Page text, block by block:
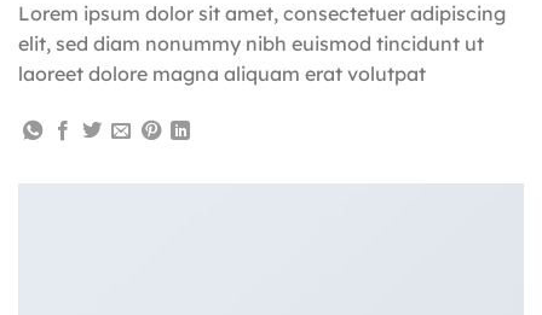
Lorem ipsum dolor sit amet, consectetuer adipiscing
elit, sed diam nonummy nibh euismod tincidunt ut
laoreet dolore magna aliquam erat volutpat